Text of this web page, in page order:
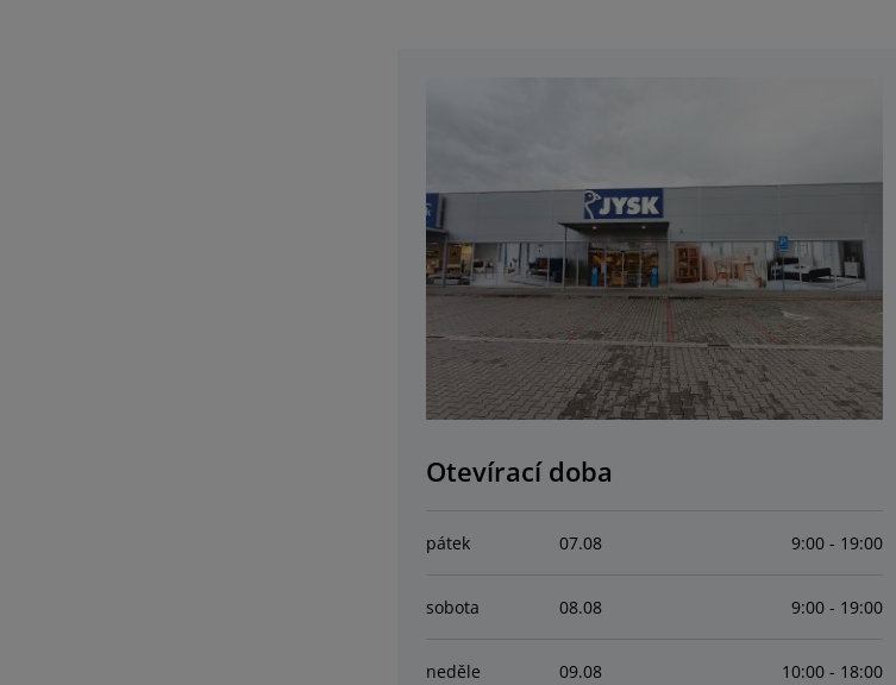
Otevírací doba
pátek 07.08 9:00 - 19:00
sobota 08.08 9:00 - 19:00
neděle 09.08 10:00 - 18:00